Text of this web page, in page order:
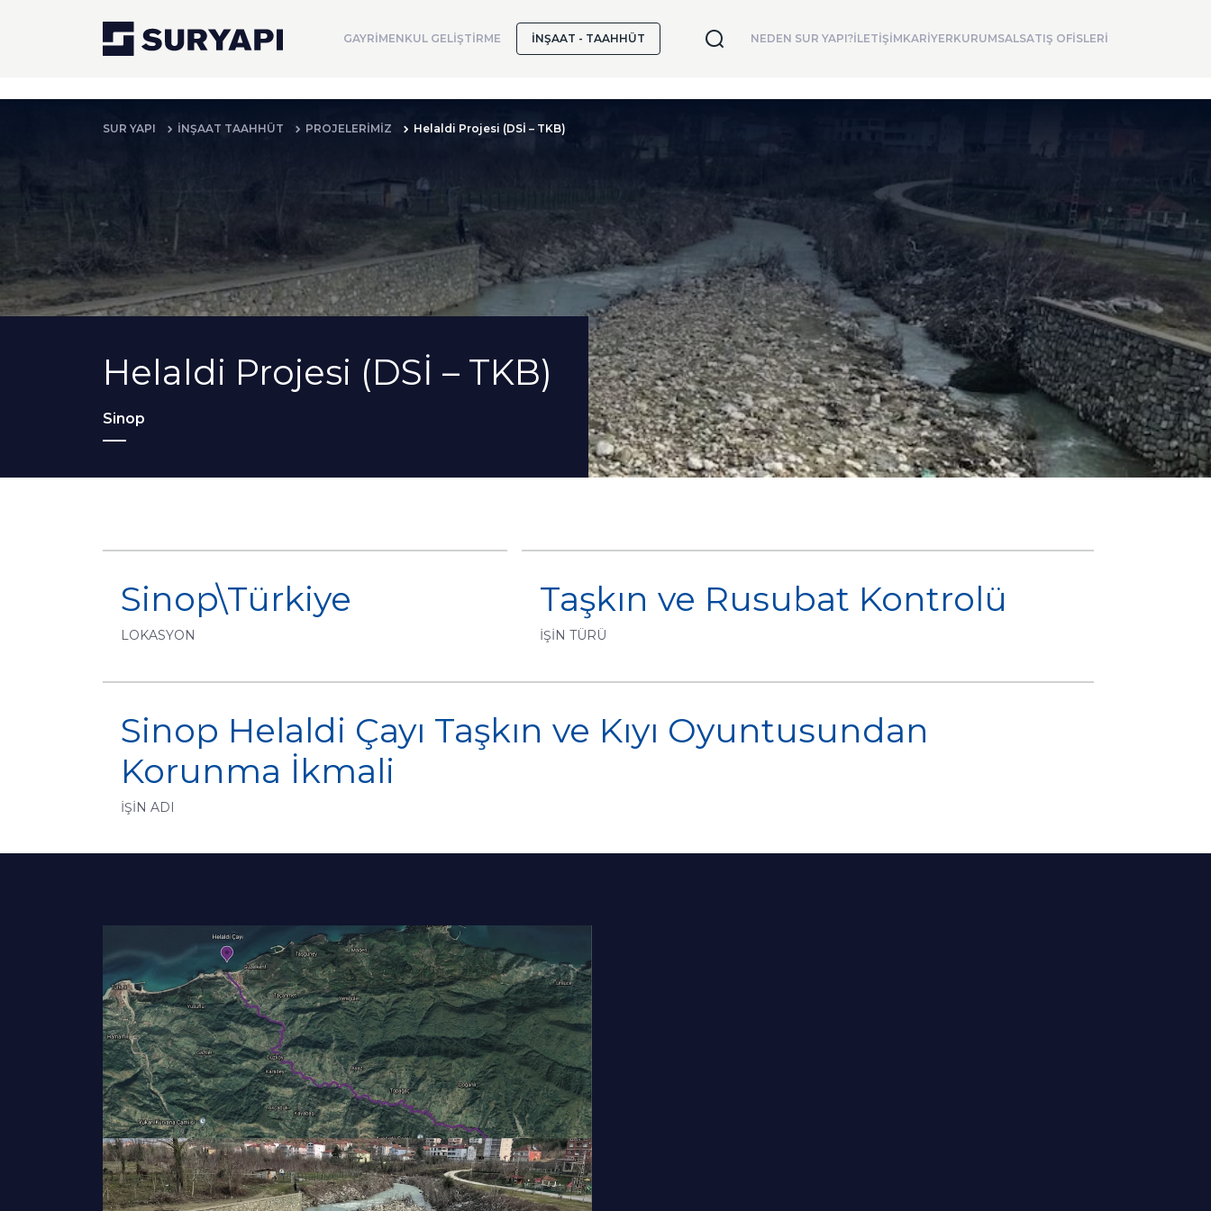
GAYRİMENKUL GELİŞTİRME İNŞAAT - TAAHHÜT NEDEN SUR YAPI?İLETİŞİMKARİYERKURUMSALSATIŞ OFİSLERİ
SUR YAPI İNŞAAT TAAHHÜT PROJELERİMİZ Helaldi Projesi (DSİ – TKB)
Helaldi Projesi (DSİ – TKB)
Sinop
Sinop\Türkiye
LOKASYON
Taşkın ve Rusubat Kontrolü
İŞİN TÜRÜ
Sinop Helaldi Çayı Taşkın ve Kıyı Oyuntusundan
Korunma İkmali
İŞİN ADI